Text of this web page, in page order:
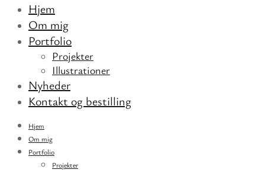
Hjem
Om mig
Portfolio
Projekter
Illustrationer
Nyheder
Kontakt og bestilling
Hjem
Om mig
Portfolio
Projekter